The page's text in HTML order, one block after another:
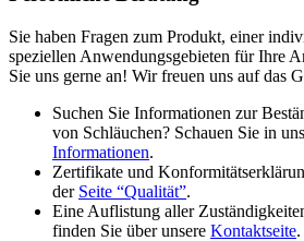
Sie haben Fragen zum Produkt, einer
speziellen Anwendungsgebieten für Ihre
Sie uns gerne an! Wir freuen uns auf das
Suchen Sie Informationen zur
von Schläuchen? Schauen Sie in
Informationen.
Zertifikate und
der Seite “Qualität”.
Eine Auflistung aller
finden Sie über unsere Kontaktseite.